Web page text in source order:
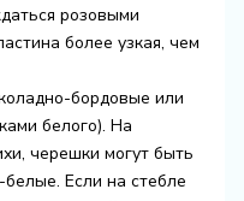
розовыми
более узкая, чем
бордовые или
белого). На
черешки могут быть
Если на стебле